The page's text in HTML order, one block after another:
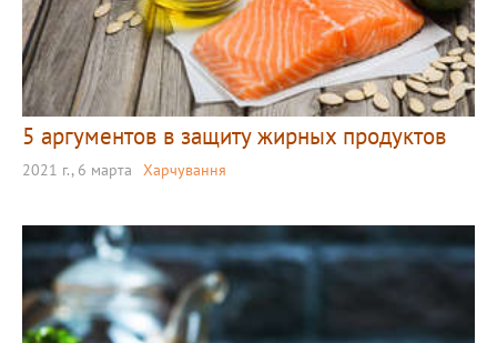
5 аргументов в защиту жирных продуктов
2021 г., 6 марта Харчування